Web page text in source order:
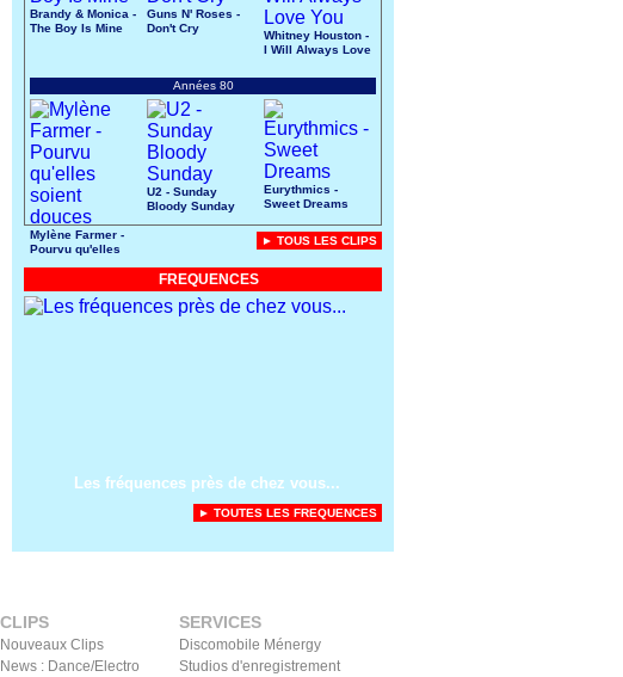
Brandy & Monica -
The Boy Is Mine
Guns N' Roses -
Don't Cry
Whitney Houston -
I Will Always Love
Années 80
Mylène Farmer -
Pourvu qu'elles
U2 - Sunday
Bloody Sunday
Eurythmics -
Sweet Dreams
► TOUS LES CLIPS
FREQUENCES
Les fréquences près de chez vous...
► TOUTES LES FREQUENCES
CLIPS
Nouveaux Clips
News : Dance/Electro
SERVICES
Discomobile Ménergy
Studios d'enregistrement